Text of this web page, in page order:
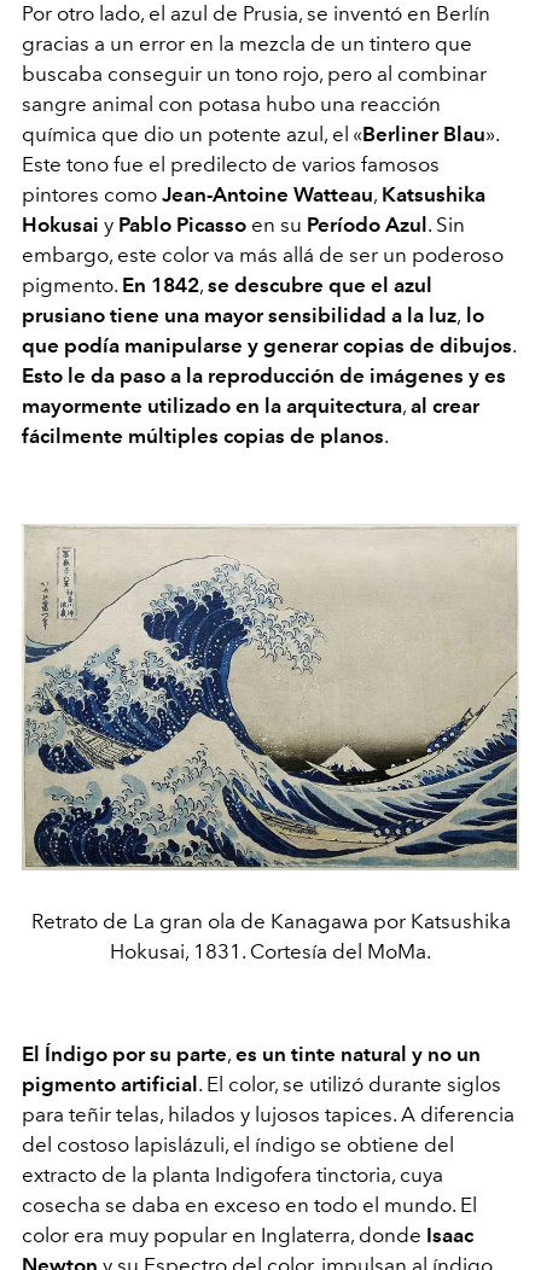
Por otro lado, el azul de Prusia, se inventó en Berlín
gracias a un error en la mezcla de un tintero que
buscaba conseguir un tono rojo, pero al combinar
sangre animal con potasa hubo una reacción
química que dio un potente azul, el «Berliner Blau».
Este tono fue el predilecto de varios famosos
pintores como Jean-Antoine Watteau, Katsushika
Hokusai y Pablo Picasso en su Período Azul . Sin
embargo, este color va más allá de ser un poderoso
pigmento. En 1842, se descubre que el azul
prusiano tiene una mayor sensibilidad a la luz, lo
que podía manipularse y generar copias de dibujos.
Esto le da paso a la reproducción de imágenes y es
mayormente utilizado en la arquitectura, al crear
fácilmente múltiples copias de planos.
Retrato de La gran ola de Kanagawa por Katsushika
Hokusai, 1831. Cortesía del MoMa.
El Índigo por su parte, es un tinte natural y no un
pigmento artificial. El color, se utilizó durante siglos
para teñir telas, hilados y lujosos tapices. A diferencia
del costoso lapislázuli, el índigo se obtiene del
extracto de la planta Indigofera tinctoria, cuya
cosecha se daba en exceso en todo el mundo. El
color era muy popular en Inglaterra, donde Isaac
Newton y su Espectro del color, impulsan al índigo